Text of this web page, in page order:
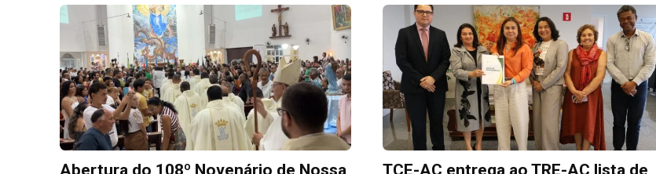
Abertura do 108º Novenário de Nossa
TCE-AC entrega ao TRE-AC lista de